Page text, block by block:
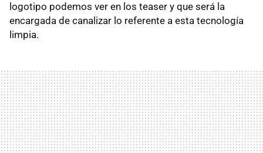
logotipo podemos ver en los teaser y que será la
encargada de canalizar lo referente a esta tecnología
limpia.